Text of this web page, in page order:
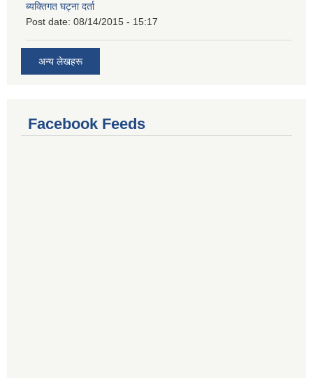
ब्यक्तिगत घट्ना दर्ता
Post date: 08/14/2015 - 15:17
अन्य लेखहरू
Facebook Feeds